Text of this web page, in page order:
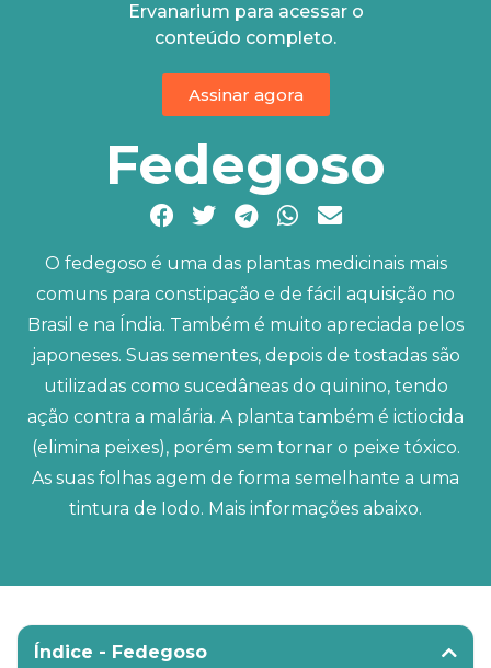
Fedegoso
O fedegoso é uma das plantas medicinais mais
comuns para constipação e de fácil aquisição no
Brasil e na Índia. Também é muito apreciada pelos
japoneses. Suas sementes, depois de tostadas são
utilizadas como sucedâneas do quinino, tendo
ação contra a malária. A planta também é ictiocida
(elimina peixes), porém sem tornar o peixe tóxico.
As suas folhas agem de forma semelhante a uma
tintura de Iodo. Mais informações abaixo.
Ervanarium para acessar o
conteúdo completo.
Assinar agora
Índice - Fedegoso